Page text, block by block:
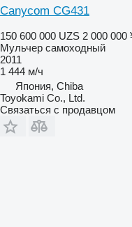
Canycom CG431
150 600 000 UZS 2 000 000
Мульчер самоходный
2011
1 444 м/ч
Япония, Chiba
Toyokami Co., Ltd.
Связаться с продавцом